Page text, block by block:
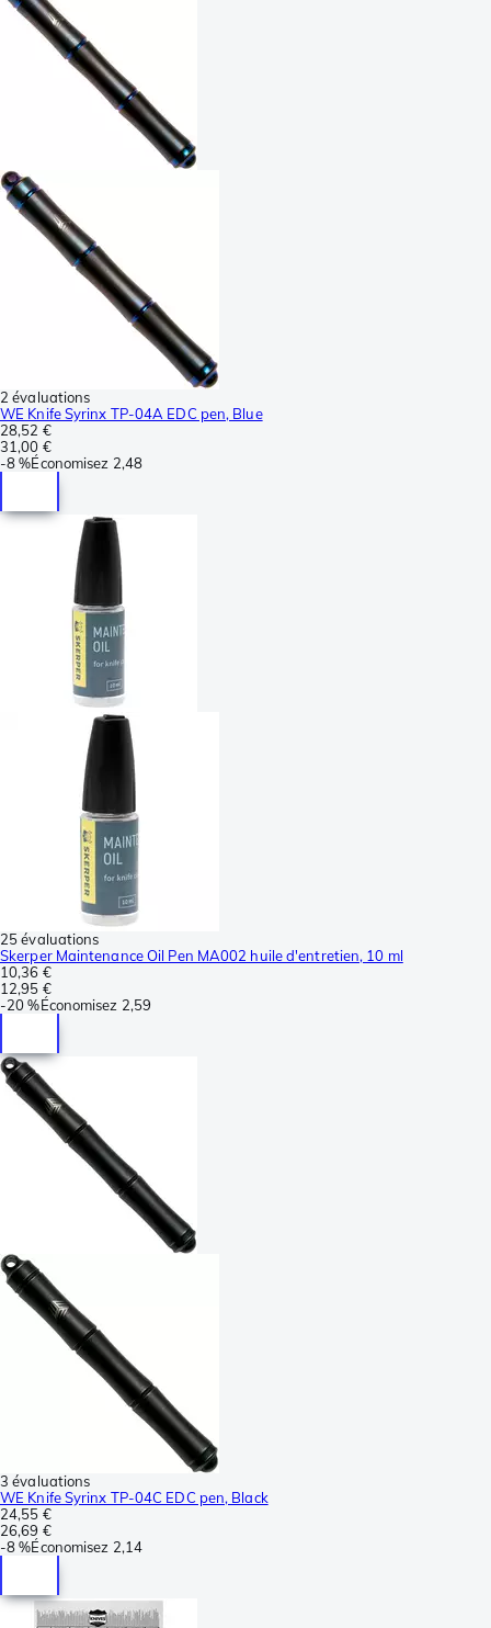
2 évaluations
WE Knife Syrinx TP-04A EDC pen, Blue
28,52 €
31,00 €
-8 %Économisez 2,48
25 évaluations
Skerper Maintenance Oil Pen MA002 huile d'entretien, 10 ml
10,36 €
12,95 €
-20 %Économisez 2,59
3 évaluations
WE Knife Syrinx TP-04C EDC pen, Black
24,55 €
26,69 €
-8 %Économisez 2,14